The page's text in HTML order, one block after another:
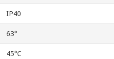
IP40
63°
45°C